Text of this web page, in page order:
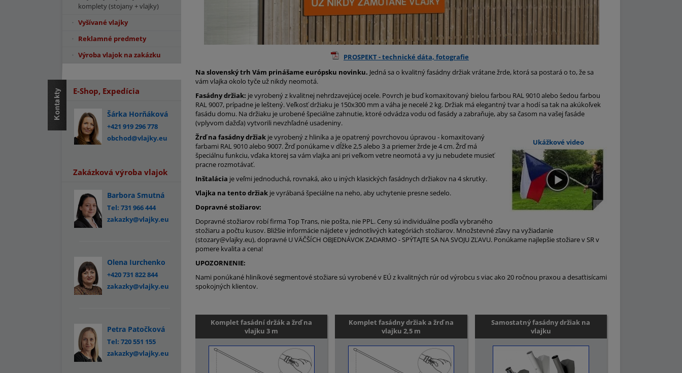
PROSPEKT - technické dáta, fotografie
Na slovenský trh Vám prinášame európsku novinku. Jedná sa o kvalitný fasádny držiak vrátane žrde, ktorá sa postará o to, že sa
vám vlajka okolo tyče už nikdy neomotá.
Fasádny držiak: je vyrobený z kvalitnej nehrdzavejúcej ocele. Povrch je buď komaxitovaný bielou farbou RAL 9010 alebo šedou farbou
RAL 9007, prípadne je leštený. Veľkosť držiaku je 150x300 mm a váha je necelé 2 kg. Držiak má elegantný tvar a hodí sa tak na akúkoľvek
fasádu domu. Na držiaku je urobené špeciálne zahnutie, ktoré odvádza vodu od fasády a zabraňuje, aby sa časom na vašej fasáde
(vplyvom dažďa) vytvorili nevzhľadné usadeniny.
Ukážkové video
Žrď na fasádny držiak je vyrobený z hliníka a je opatrený povrchovou úpravou - komaxitovaný
farbami RAL 9010 alebo 9007. Žrď ponúkame v dĺžke 2,5 alebo 3 a priemer žrde je 4 cm. Žrď má
špeciálnu funkciu, vďaka ktorej sa vám vlajka ani pri veľkom vetre neomotá a vy ju nebudete musieť
pracne rozmotávať.
Inštalácia je veľmi jednoduchá, rovnaká, ako u iných klasických fasádnych držiakov na 4 skrutky.
Vlajka na tento držiak je vyrábaná špeciálne na neho, aby uchytenie presne sedelo.
Dopravné stožiarov:
Dopravné stožiarov robí firma Top Trans, nie pošta, nie PPL. Ceny sú individuálne podľa vybraného
stožiaru a počtu kusov. Bližšie informácie nájdete v jednotlivých kategóriách stožiarov. Množstevné zľavy na vyžiadanie
(stozary@vlajky.eu), dopravné U VÄČŠÍCH OBJEDNÁVOK ZADARMO - SPÝTAJTE SA NA SVOJU ZĽAVU. Ponúkame najlepšie stožiare v SR v
pomere kvalita a cena!
UPOZORNENIE:
Nami ponúkané hliníkové segmentové stožiare sú vyrobené v EÚ z kvalitných rúr od výrobcu s viac ako 20 ročnou praxou a desaťtisícami
spokojných klientov.
Komplet fasádní držák a žrď na
vlajku 3 m
Komplet fasádny držiak a žrď na
vlajku 2,5 m
Samostatný fasádny držiak na
vlajku
komplety (stojany + vlajky)
Vyšívané vlajky
Reklamné predmety
Výroba vlajok na zakázku
E-Shop, Expedícia
Šárka Horňáková
+421 919 296 778
obchod@vlajky.eu
Zakázková výroba vlajok
Barbora Smutná
Tel: 731 966 444
zakazky@vlajky.eu
Olena Iurchenko
+420 731 822 844
zakazky@vlajky.eu
Petra Patočková
Tel: 720 551 155
zakazky@vlajky.eu